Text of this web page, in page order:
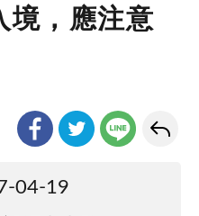
境，應注意
04-19